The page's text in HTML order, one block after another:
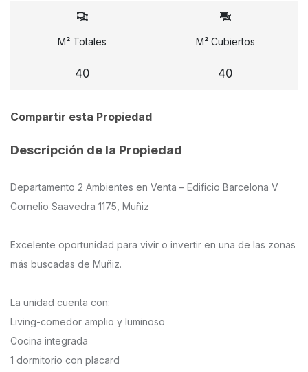
M² Totales
40
M² Cubiertos
40
Compartir esta Propiedad
Descripción de la Propiedad
Departamento 2 Ambientes en Venta – Edificio Barcelona V
Cornelio Saavedra 1175, Muñiz
Excelente oportunidad para vivir o invertir en una de las zonas
más buscadas de Muñiz.
La unidad cuenta con:
Living-comedor amplio y luminoso
Cocina integrada
1 dormitorio con placard